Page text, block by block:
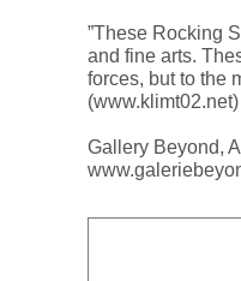
”These Rocking
and fine arts.
forces, but to the
(www.klimt02.net)
Gallery Beyond,